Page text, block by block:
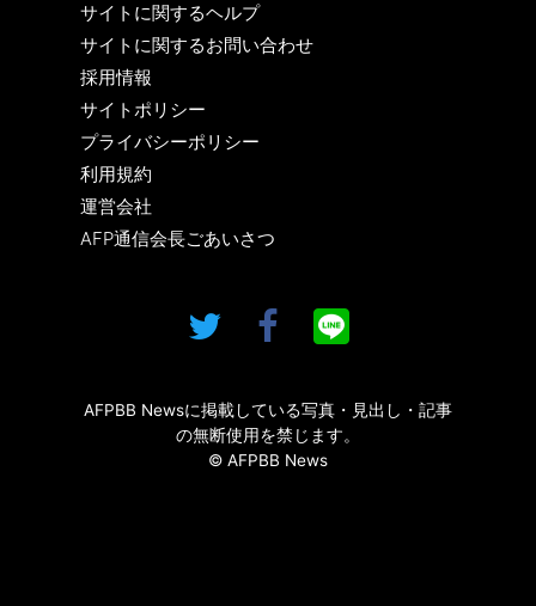
サイトに関するヘルプ
サイトに関するお問い合わせ
採用情報
サイトポリシー
プライバシーポリシー
利用規約
運営会社
AFP通信会長ごあいさつ
AFPBB Newsに掲載している写真・見出し・記事
の無断使用を禁じます。
© AFPBB News